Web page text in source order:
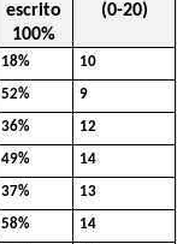
escrito
100%
(0-20)
18% 10
52% 9
36% 12
49% 14
37% 13
58% 14